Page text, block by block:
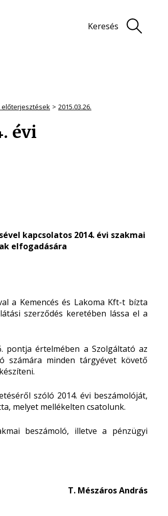
Keresés
előterjesztések 2015.03.26.
évi
kapcsolatos 2014. évi szakmai
elfogadására
a Kemencés és Lakoma Kft-t bízta
szerződés keretében lássa el a
pontja értelmében a Szolgáltató az
számára minden tárgyévet követő
szóló 2014. évi beszámolóját,
melyet mellékelten csatolunk.
beszámoló, illetve a pénzügyi
T. Mészáros András